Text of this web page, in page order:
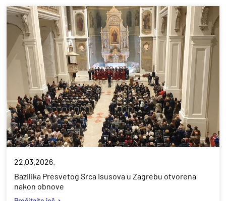
22.03.2026.
Bazilika Presvetog Srca Isusova u Zagrebu otvorena
nakon obnove